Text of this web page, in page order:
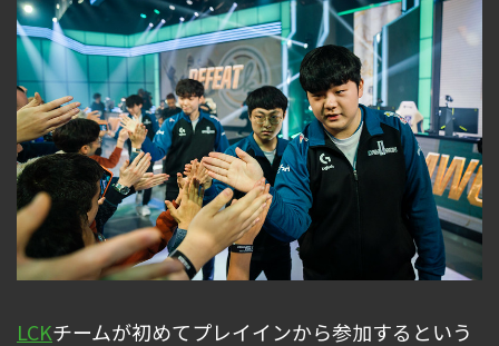
LCKチームが初めてプレイインから参加するという